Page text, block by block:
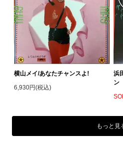
横山メイ/あなたチャンスよ!
6,930円(税込)
浜
ン
もっと見